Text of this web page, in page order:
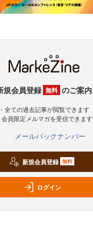
規会員登録 無料 のご案内
・全ての過去記事が閲覧できます
会員限定メルマガを受信できます
メールバックナンバー
新規会員登録 無料
ログイン